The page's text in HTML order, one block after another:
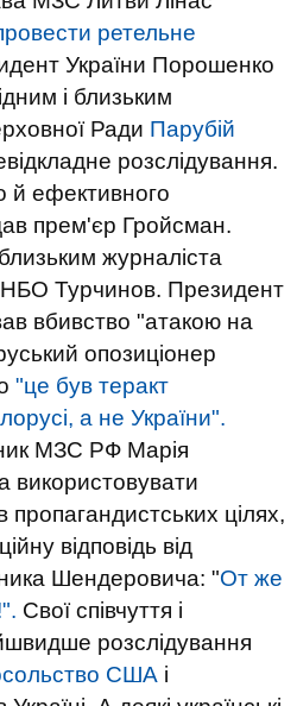
ретельне
України Порошенко
і близьким
Ради Парубій
розслідування.
й ефективного
прем'єр Гройсман.
журналіста
Турчинов. Президент
вбивство "атакою на
опозиціонер
"це був теракт
а не України".
МЗС РФ Марія
використовувати
цілях,
відповідь від
Шендеровича: "От же
Свої співчуття і
розслідування
США і